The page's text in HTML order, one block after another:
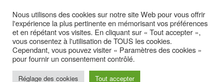
Informations pratiques
Mentions Légales
Politique de cookies (EU)
Nous utilisons des cookies sur notre site Web pour vous offrir
l'expérience la plus pertinente en mémorisant vos préférences
et en répétant vos visites. En cliquant sur « Tout accepter »,
vous consentez à l'utilisation de TOUS les cookies.
Cependant, vous pouvez visiter « Paramètres des cookies »
pour fournir un consentement contrôlé.
Réglage des cookies Tout accepter